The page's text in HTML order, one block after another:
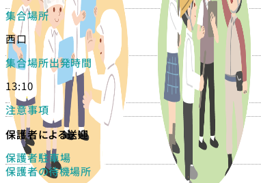
集合場所
西口
集合場所出発時間
13:10
注意事項
保護者による送迎
保護者駐車場
保護者の待機場所